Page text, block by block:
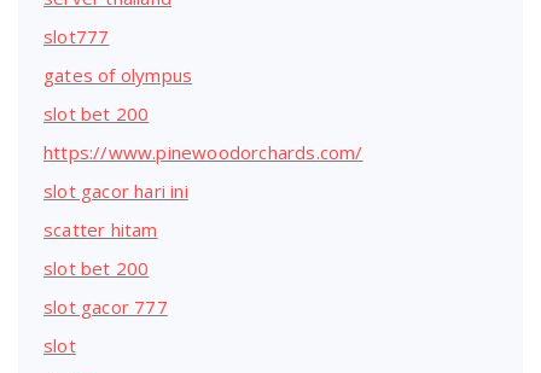
slot777
gates of olympus
slot bet 200
https://www.pinewoodorchards.com/
slot gacor hari ini
scatter hitam
slot bet 200
slot gacor 777
slot